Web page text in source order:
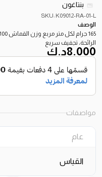
بنتاغون
SKU: K09012-RA-01-L
الوصف
الرائحة، تجفيف سريع
8.000د.ك
مواصفات
عام
القياس